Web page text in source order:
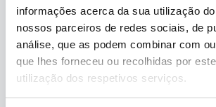
informações acerca da sua utilização
nossos parceiros de redes sociais, de
análise, que as podem combinar com
que lhes forneceu ou recolhidas por
utilização dos respetivos serviços.